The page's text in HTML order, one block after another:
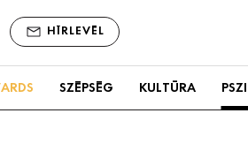
HÍRLEVÉL
SZÉPSÉG KULTÚRA